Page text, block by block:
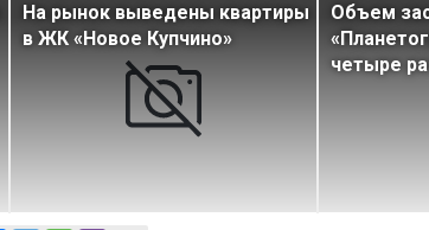
На рынок выведены квартиры
в ЖК «Новое Купчино»
Объем
четыре